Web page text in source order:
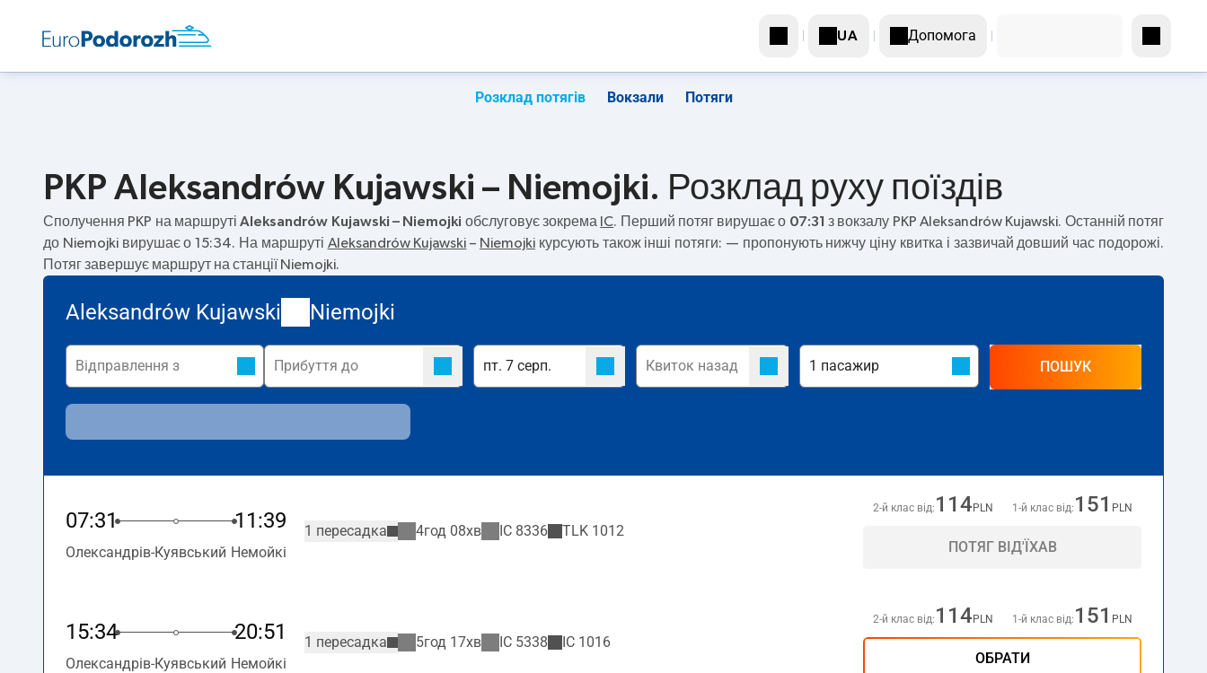
UA Допомога
Розклад потягів Вокзали Потяги
PKP Aleksandrów Kujawski – Niemojki. Розклад руху поїздів
Сполучення PKP на маршрутіAleksandrów Kujawski – Niemojki обслуговує зокрема IC. Перший потяг вирушає о 07:31 з вокзалу PKP Aleksandrów Kujawski. Останній потяг
до Niemojki вирушає о 15:34. На маршруті Aleksandrów Kujawski – Niemojkiкурсують також інші потяги: — пропонують нижчу ціну квитка і зазвичай довший час подорожі.
Потяг завершує маршрут на станції Niemojki.
Aleksandrów Kujawski Niemojki
ПОШУК
07:31 11:39
Олександрів-Куявський Немойкі
1 пересадка 4год 08хв IC 8336 TLK 1012
2-й клас від: 114 PLN 1-й клас від: 151 PLN
ПОТЯГ ВІД'ЇХАВ
15:34 20:51
Олександрів-Куявський Немойкі
1 пересадка 5год 17хв IC 5338 IC 1016
2-й клас від: 114 PLN 1-й клас від: 151 PLN
ОБРАТИ